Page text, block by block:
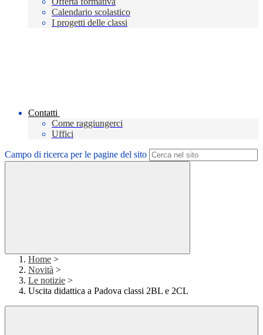
Calendario scolastico
I progetti delle classi
Contatti
Come raggiungerci
Uffici
Campo di ricerca per le pagine del sito
Home >
Novità >
Le notizie >
Uscita didattica a Padova classi 2BL e 2CL